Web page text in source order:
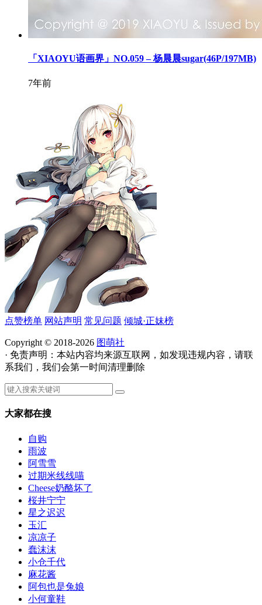
「XIAOYU语画界」NO.059 – 杨晨晨sugar(46P/197MB)
7年前
点赞榜单 网站声明 常见问题 倾城·正妹榜
Copyright © 2018-2026 图萌社
· 免责声明：本站内容均来源互联网，如发现违规内容，请联
系我们，我们会第一时间清理删除
大家都在搜
自购
雨波
阿雪雪
过期米线线喵
Cheese奶酪坏了
桜井宁宁
星之迟迟
玉汇
凉凉子
蠢沫沫
小仓千代
麻花酱
阿包也是兔娘
小何童鞋